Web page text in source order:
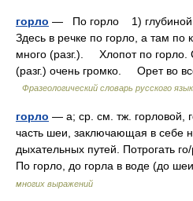
горло — По горло 1) глубиной
Здесь в речке по горло, а там
много (разг.). Хлопот по горло.
(разг.) очень громко. Орет во
Фразеологический словарь русского
горло — а; ср. см. тж. горловой,
часть шеи, заключающая в себе
дыхательных путей. Потрогать
По горло, до горла в воде (до
многих выражений